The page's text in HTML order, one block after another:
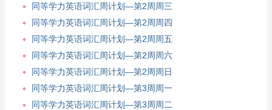
同等学力英语词汇周计划—第2周周三
同等学力英语词汇周计划—第2周周四
同等学力英语词汇周计划—第2周周五
同等学力英语词汇周计划—第2周周六
同等学力英语词汇周计划—第2周周日
同等学力英语词汇周计划—第3周周一
同等学力英语词汇周计划—第3周周二